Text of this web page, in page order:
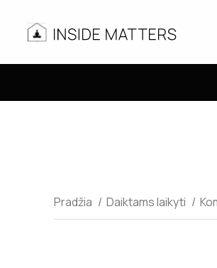
Pradžia Daiktams laikyti